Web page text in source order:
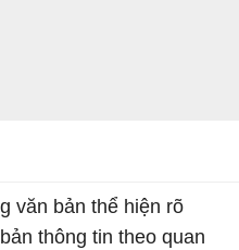
văn bản thể hiện rõ
thông tin theo quan